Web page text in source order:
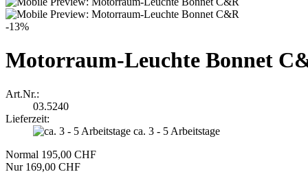
-13%
Motorraum-Leuchte Bonnet
Art.Nr.:
03.5240
Lieferzeit:
ca. 3 - 5 Arbeitstage
Normal 195,00 CHF
Nur 169,00 CHF